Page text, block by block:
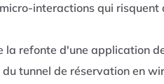
interactions qui
la refonte d'une application
tunnel de réservation en